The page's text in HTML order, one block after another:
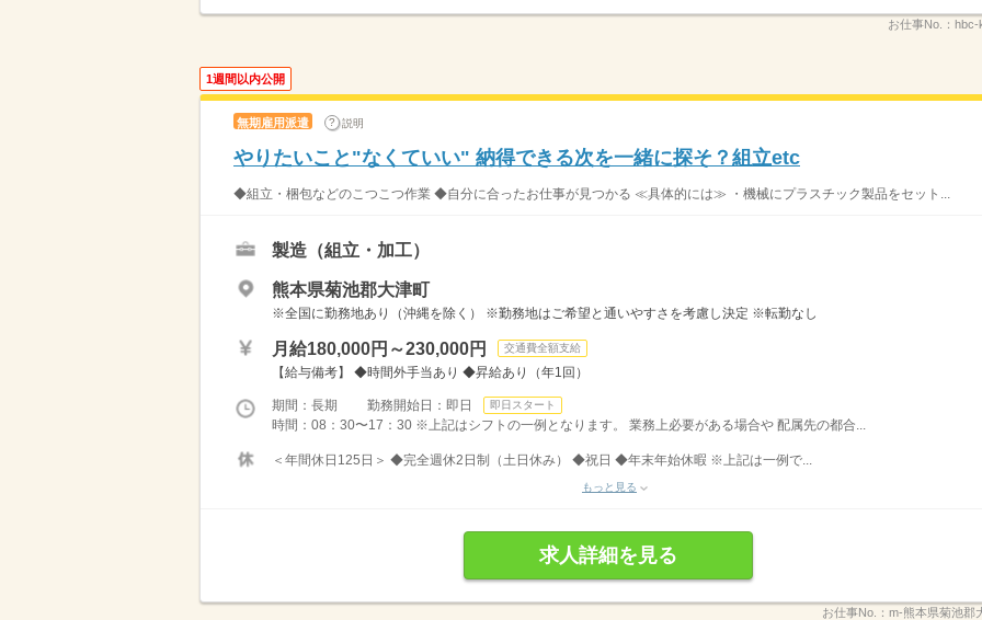
お仕事No.： hbc-
1週間以内公開
無期雇用派遣 説明
やりたいこと"なくていい" 納得できる次を一緒に探そ？組立etc
◆組立・梱包などのこつこつ作業 ◆自分に合ったお仕事が見つかる ≪具体的には≫ ・機械にプラスチック製品をセット...
製造（組立・加工）
熊本県菊池郡大津町
※全国に勤務地あり（沖縄を除く） ※勤務地はご希望と通いやすさを考慮し決定 ※転勤なし
月給180,000円～230,000円 交通費全額支給
【給与備考】 ◆時間外手当あり ◆昇給あり（年1回）
期間：長期 勤務開始日：即日 即日スタート
時間：08：30〜17：30 ※上記はシフトの一例となります。 業務上必要がある場合や 配属先の都合...
＜年間休日125日＞ ◆完全週休2日制（土日休み） ◆祝日 ◆年末年始休暇 ※上記は一例で...
もっと見る
求人詳細を見る
お仕事No.： m-熊本県菊池郡